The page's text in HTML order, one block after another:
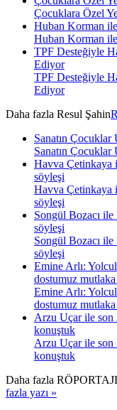
Çocuklara Özel
Huban Korman
Huban Korman
TPF Desteğiyle
Ediyor
TPF Desteğiyle
Ediyor
Daha fazla Resul Şahin
Sanatın
Sanatın
Havva Çetinkaya
söyleşi
Havva Çetinkaya
söyleşi
Songül Bozacı ile
söyleşi
Songül Bozacı ile
söyleşi
Emine Arlı:
dostumuz mutlaka
Emine Arlı:
dostumuz mutlaka
Arzu Uçar ile son
konuştuk
Arzu Uçar ile son
konuştuk
Daha fazla
fazla yazı »